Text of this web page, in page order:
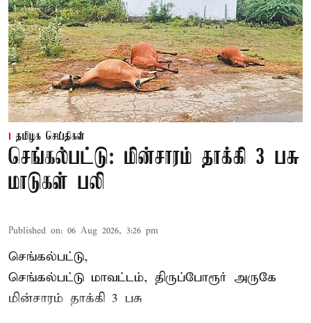
தமிழக செய்திகள்
செங்கல்பட்டு: மின்சாரம் தாக்கி 3 பசு
மாடுகள் பலி
Published on: 06 Aug 2026, 3:26 pm
செங்கல்பட்டு,
செங்கல்பட்டு மாவட்டம், திருப்போரூர் அருகே
மின்சாரம் தாக்கி 3 பசு